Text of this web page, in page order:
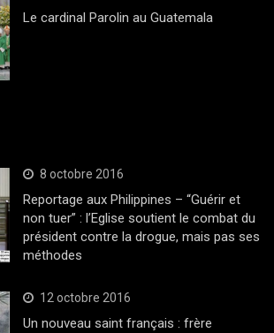
Le cardinal Parolin au Guatemala
8 octobre 2016
Reportage aux Philippines – “Guérir et
non tuer” : l’Eglise soutient le combat du
président contre la drogue, mais pas ses
méthodes
12 octobre 2016
Un nouveau saint français : frère